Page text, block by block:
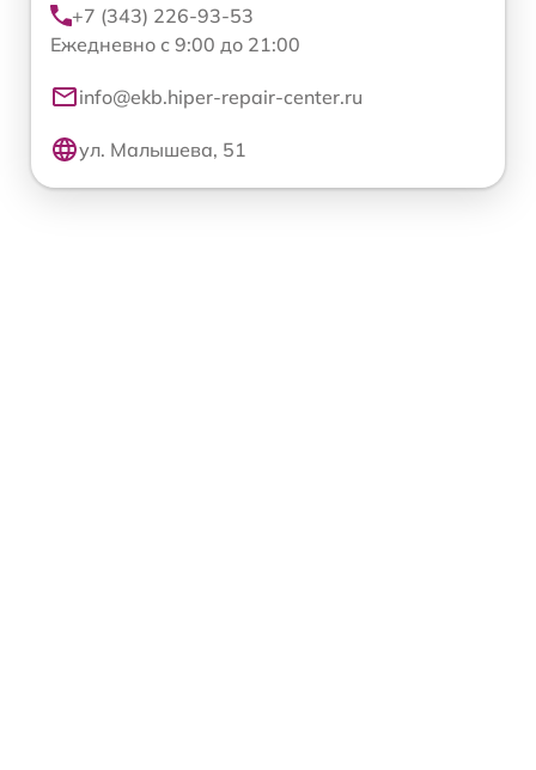
+7 (343) 226-93-53
Ежедневно с 9:00 до 21:00
info@ekb.hiper-repair-center.ru
ул. Малышева, 51